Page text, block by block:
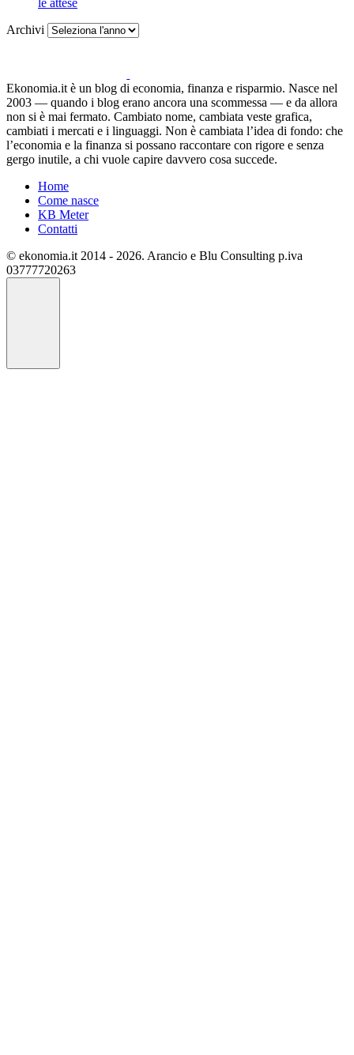
Archivi
Ekonomia.it è un blog di economia, finanza e risparmio. Nasce nel
2003 — quando i blog erano ancora una scommessa — e da allora
non si è mai fermato. Cambiato nome, cambiata veste grafica,
cambiati i mercati e i linguaggi. Non è cambiata l’idea di fondo: che
l’economia e la finanza si possano raccontare con rigore e senza
gergo inutile, a chi vuole capire davvero cosa succede.
Home
Come nasce
KB Meter
Contatti
© ekonomia.it 2014 - 2026. Arancio e Blu Consulting p.iva
03777720263